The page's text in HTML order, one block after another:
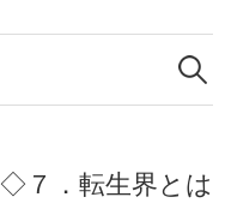
検
索:
◇７．転生界とは